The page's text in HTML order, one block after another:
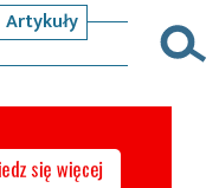
Artykuły